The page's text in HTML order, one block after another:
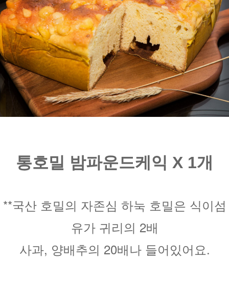
통호밀 밤파운드케익 X 1개
**국산 호밀의 자존심 하눅 호밀은 식이섬
유가 귀리의 2배
사과, 양배추의 20배나 들어있어요.